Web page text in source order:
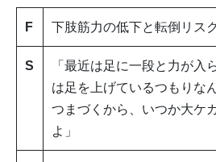
F 下肢筋力の低下と転倒リス
S
「最近は足に一段と力が入
は足を上げているつもりな
つまづくから、いつか大ケ
よ」